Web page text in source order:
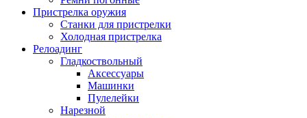
Пристрелка оружия
Станки для пристрелки
Холодная пристрелка
Релоадинг
Гладкоствольный
Аксессуары
Машинки
Пулелейки
Нарезной